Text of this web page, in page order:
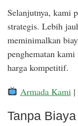
Selanjutnya, kami
strategis. Lebih
meminimalkan
penghematan
harga kompetitif.
Armada Kami |
Tanpa